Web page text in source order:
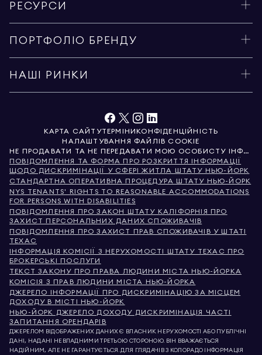
РЕСУРСИ
ПОРТФОЛІО БРЕНДУ
НАШІ РИНКИ
КАРТА САЙТУТЕРМІНИКОНФІДЕНЦІЙНІСТЬ
НАЛАШТУВАННЯ ФАЙЛІВ COOKIE
НЕ ПРОДАВАТИ ТА НЕ ПЕРЕДАВАТИ МОЮ ОСОБИСТУ ІНФОРМАЦІЮ
ПОВІДОМЛЕННЯ ТА ФОРМА ПРО РОЗКРИТТЯ ІНФОРМАЦІЇ
ЩОДО ДИСКРИМІНАЦІЇ У СФЕРІ ЖИТЛА ШТАТУ НЬЮ-ЙОРК
СТАНДАРТНА ОПЕРАТИВНА ПРОЦЕДУРА ШТАТУ НЬЮ-ЙОРК
NYS TENANTS' RIGHTS TO REASONABLE ACCOMMODATIONS
FOR PERSONS WITH DISABILITIES
ПОВІДОМЛЕННЯ ПРО ЗАКОН ШТАТУ КАЛІФОРНІЯ ПРО
ЗАХИСТ ПЕРСОНАЛЬНИХ ДАНИХ СПОЖИВАЧІВ
ПОВІДОМЛЕННЯ ПРО ЗАХИСТ ПРАВ СПОЖИВАЧІВ У ШТАТІ
ТЕХАС
ІНФОРМАЦІЯ КОМІСІЇ З НЕРУХОМОСТІ ШТАТУ ТЕХАС ПРО
БРОКЕРСЬКІ ПОСЛУГИ
ТЕКСТ ЗАКОНУ ПРО ПРАВА ЛЮДИНИ МІСТА НЬЮ-ЙОРКА
КОМІСІЯ З ПРАВ ЛЮДИНИ МІСТА НЬЮ-ЙОРКА
ДЖЕРЕЛО ІНФОРМАЦІЇ ПРО ДИСКРИМІНАЦІЮ ЗА МІСЦЕМ
ДОХОДУ В МІСТІ НЬЮ-ЙОРК
НЬЮ-ЙОРК ДЖЕРЕЛО ДОХОДУ ДИСКРИМІНАЦІЯ ЧАСТІ
ЗАПИТАННЯ ОРЕНДАРІВ
ДЖЕРЕЛОМ ВІДОБРАЖЕНИХ ДАНИХ Є ВЛАСНИК НЕРУХОМОСТІ АБО ПУБЛІЧНІ
ДАНІ, НАДАНІ НЕВЛАДНИМИ ТРЕТЬОЮ СТОРОНОЮ. ВІН ВВАЖАЄТЬСЯ
НАДІЙНИМ, АЛЕ НЕ ГАРАНТУЄТЬСЯ. ДЛЯ ГЛЯДАЧІВ З КОЛОРАДО ІНФОРМАЦІЯ